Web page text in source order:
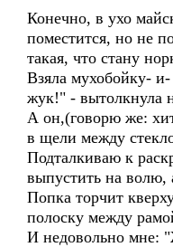
Конечно, в ухо
поместится, но не
такая, что стану
Взяла мухобойку-
жук!" - вытолкнула
А он,(говорю же:
в щели между
Подталкиваю к
выпустить на волю,
Попка торчит
полоску между
И недовольно